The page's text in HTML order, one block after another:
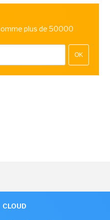
plus de 50000
OK
CLOUD